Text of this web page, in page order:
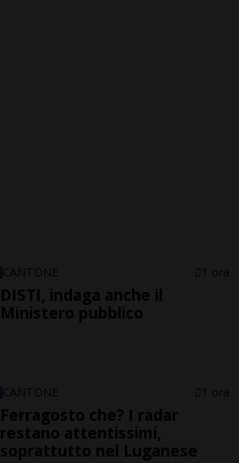
CANTONE 1 ora
DISTI, indaga anche il
Ministero pubblico
CANTONE 1 ora
Ferragosto che? I radar
restano attentissimi,
soprattutto nel Luganese